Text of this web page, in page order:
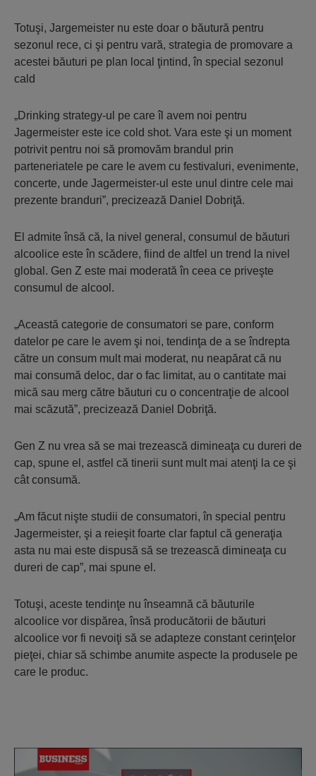
Totuşi, Jargemeister nu este doar o băutură pentru
sezonul rece, ci şi pentru vară, strategia de promovare a
acestei băuturi pe plan local ţintind, în special sezonul
cald
„Drinking strategy-ul pe care îl avem noi pentru
Jagermeister este ice cold shot. Vara este şi un moment
potrivit pentru noi să promovăm brandul prin
parteneriatele pe care le avem cu festivaluri, evenimente,
concerte, unde Jagermeister-ul este unul dintre cele mai
prezente branduri”, precizează Daniel Dobriţă.
El admite însă că, la nivel general, consumul de băuturi
alcoolice este în scădere, fiind de altfel un trend la nivel
global. Gen Z este mai moderată în ceea ce priveşte
consumul de alcool.
„Această categorie de consumatori se pare, conform
datelor pe care le avem şi noi, tendinţa de a se îndrepta
către un consum mult mai moderat, nu neapărat că nu
mai consumă deloc, dar o fac limitat, au o cantitate mai
mică sau merg către băuturi cu o concentraţie de alcool
mai scăzută”, precizează Daniel Dobriţă.
Gen Z nu vrea să se mai trezească dimineaţa cu dureri de
cap, spune el, astfel că tinerii sunt mult mai atenţi la ce şi
cât consumă.
„Am făcut nişte studii de consumatori, în special pentru
Jagermeister, şi a reieşit foarte clar faptul că generaţia
asta nu mai este dispusă să se trezească dimineaţa cu
dureri de cap”, mai spune el.
Totuşi, aceste tendinţe nu înseamnă că băuturile
alcoolice vor dispărea, însă producătorii de băuturi
alcoolice vor fi nevoiţi să se adapteze constant cerinţelor
pieţei, chiar să schimbe anumite aspecte la produsele pe
care le produc.